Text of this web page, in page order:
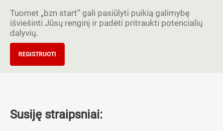
Tuomet „bzn start” gali pasiūlyti puikią galimybę
išviešinti Jūsų renginį ir padėti pritraukti potencialių
dalyvių.
REGISTRUOTI
Susiję straipsniai: